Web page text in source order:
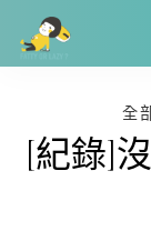
全
[紀錄]